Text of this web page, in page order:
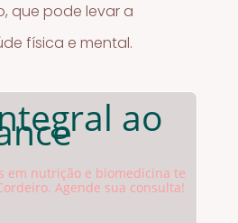
que pode levar a
física e mental.
ao
em nutrição e biomedicina te
Agende sua consulta!